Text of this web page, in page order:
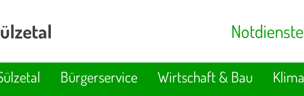
Notdienste
Bürgerservice Wirtschaft & Bau